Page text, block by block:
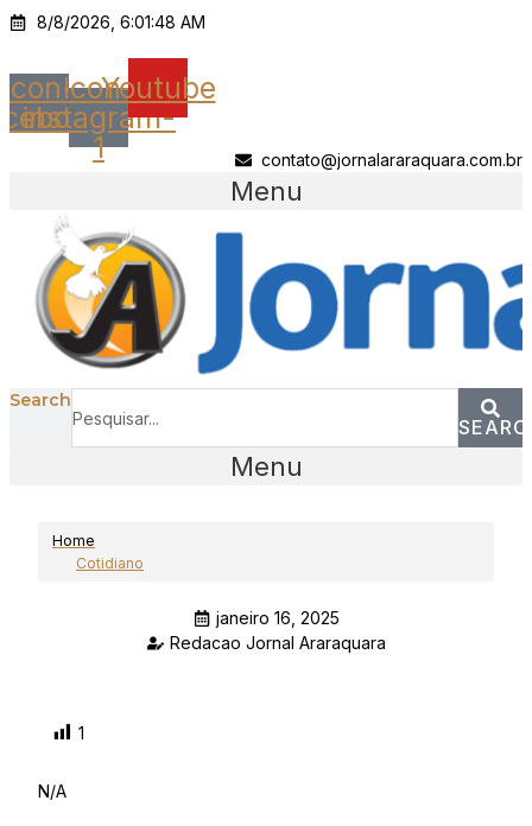
Ir
o
conteúdo
8/8/2026, 6:01:48 AM
Icon-Icon-
instagram-
1
Youtube
contato@jornalararaquara.com.br
Menu
Search
Menu
Home
Cotidiano
janeiro 16, 2025
Redacao Jornal Araraquara
1
N/A